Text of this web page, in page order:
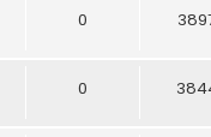
0
0